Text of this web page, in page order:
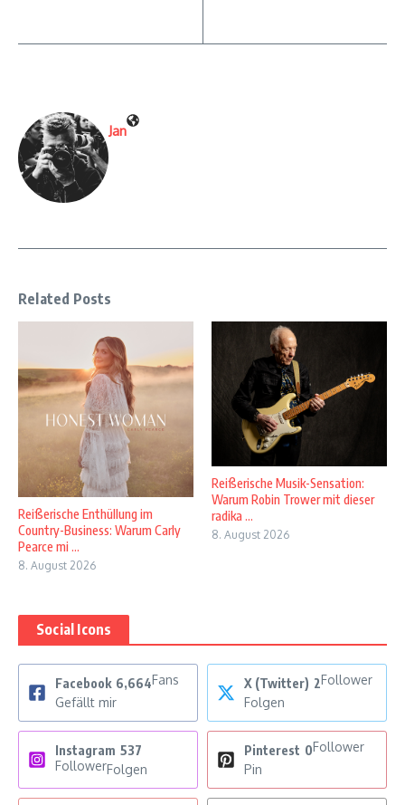
Jan
Related Posts
Reißerische Enthüllung im
Country-Business: Warum Carly
Pearce mi ...
8. August 2026
Reißerische Musik-Sensation:
Warum Robin Trower mit dieser
radika ...
8. August 2026
Social Icons
Facebook 6,664Fans
Gefällt mir
X (Twitter) 2Follower
Folgen
Instagram 537
FollowerFolgen
Pinterest 0Follower
Pin